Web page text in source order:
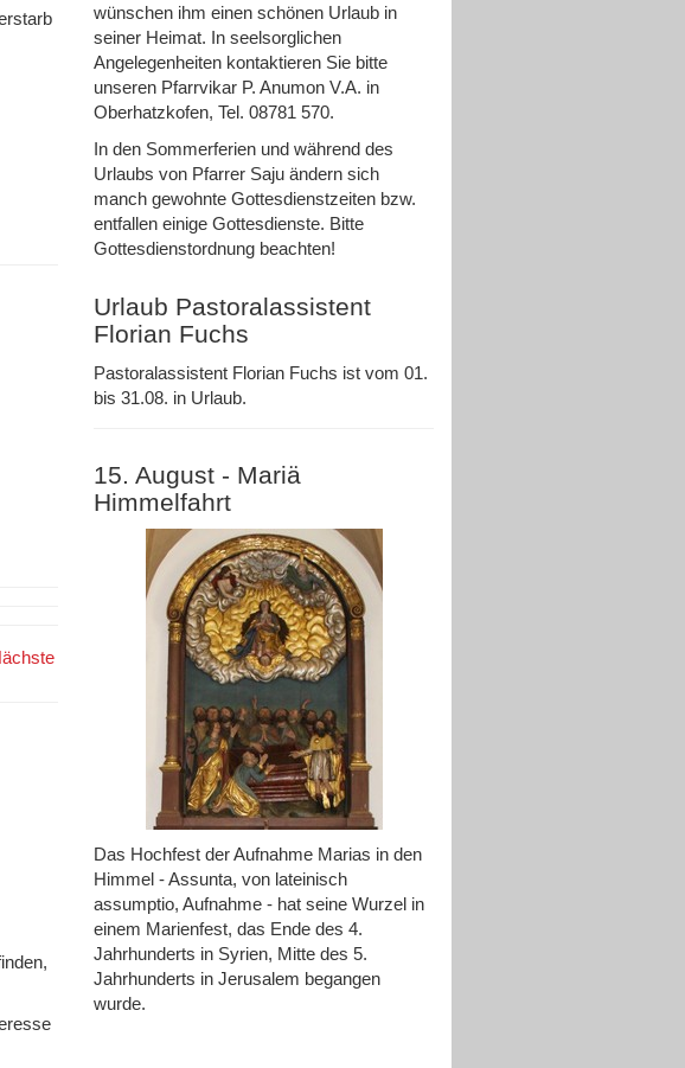
wünschen ihm einen schönen Urlaub in
seiner Heimat. In seelsorglichen
Angelegenheiten kontaktieren Sie bitte
unseren Pfarrvikar P. Anumon V.A. in
Oberhatzkofen, Tel. 08781 570.
In den Sommerferien und während des
Urlaubs von Pfarrer Saju ändern sich
manch gewohnte Gottesdienstzeiten bzw.
entfallen einige Gottesdienste. Bitte
Gottesdienstordnung beachten!
Urlaub Pastoralassistent
Florian Fuchs
Pastoralassistent Florian Fuchs ist vom 01.
bis 31.08. in Urlaub.
15. August - Mariä
Himmelfahrt
Das Hochfest der Aufnahme Marias in den
Himmel - Assunta, von lateinisch
assumptio, Aufnahme - hat seine Wurzel in
einem Marienfest, das Ende des 4.
Jahrhunderts in Syrien, Mitte des 5.
Jahrhunderts in Jerusalem begangen
wurde.